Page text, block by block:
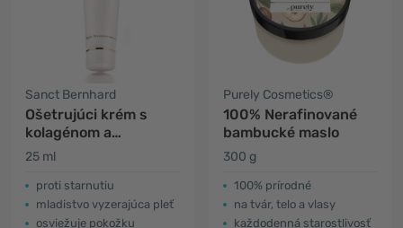
Sanct Bernhard
Ošetrujúci krém s
kolagénom a
karoténom
25 ml
proti starnutiu
mladistvo vyzerajúca pleť
osviežuje pokožku
Purely Cosmetics®
100% Nerafinované
bambucké maslo
300 g
100% prírodné
na tvár, telo a vlasy
každodenná starostlivosť